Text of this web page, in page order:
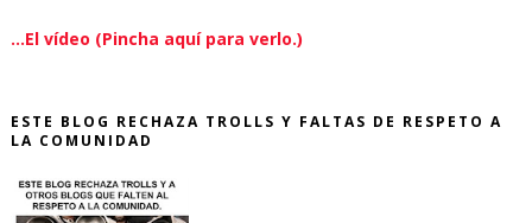
...El vídeo (Pincha aquí para verlo.)
ESTE BLOG RECHAZA TROLLS Y FALTAS DE RESPETO A
LA COMUNIDAD